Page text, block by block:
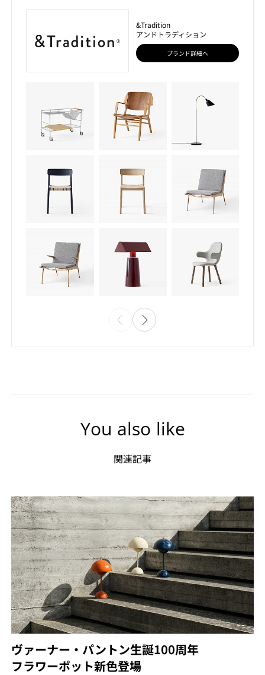
&Tradition
アンドトラディション
ブランド詳細へ
You also like
関連記事
ヴァーナー・パントン生誕100周年
フラワーポット新色登場